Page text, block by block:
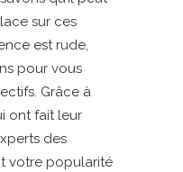
sur ces
est rude,
pour vous
Grâce à
ont fait leur
des
votre popularité